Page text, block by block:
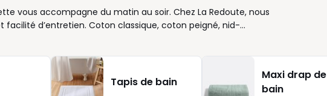
vous accompagne du matin au soir. Chez La Redoute, nous
d’entretien. Coton classique, coton peigné, nid-
à vos habitudes. Pour bien la sélectionner, regardez
vos serviettes avec le linge de bain, jouer les tons
aidons à composer un ensemble pratique et harmonieux,
Une belle qualité d’éponge fait toute la différence pour
Tapis de bain
Maxi drap de
bain